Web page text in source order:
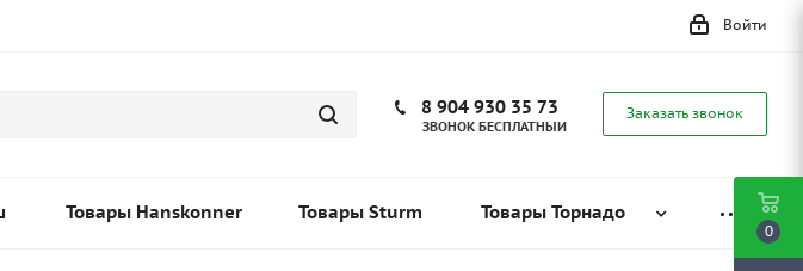
Войти
8 904 930 35 73
ЗВОНОК БЕСПЛАТНЫЙ
Заказать звонок
Товары Hanskonner Товары Sturm Товары Торнадо
0